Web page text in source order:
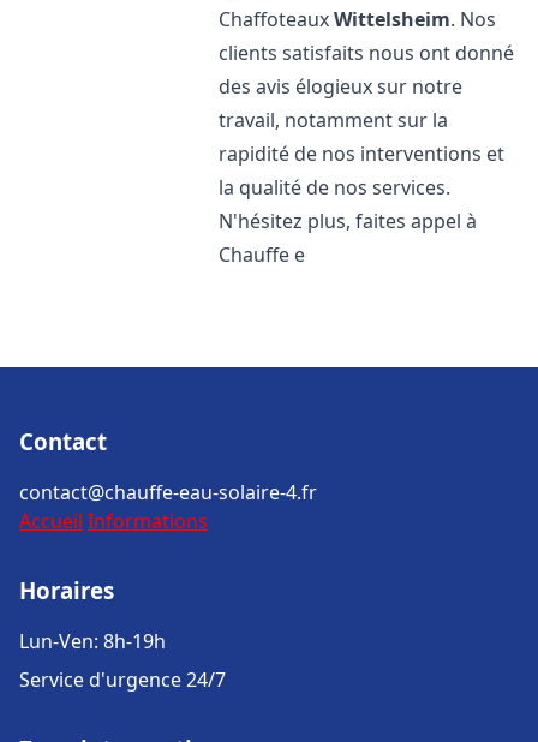
ChaffoteauxWittelsheim. Nos
clients satisfaits nous ont donné
des avis élogieux sur notre
travail, notamment sur la
rapidité de nos interventions et
la qualité de nos services.
N'hésitez plus, faites appel à
Chauffe e
Contact
contact@chauffe-eau-solaire-4.fr
Accueil Informations
Horaires
Lun-Ven: 8h-19h
Service d'urgence 24/7